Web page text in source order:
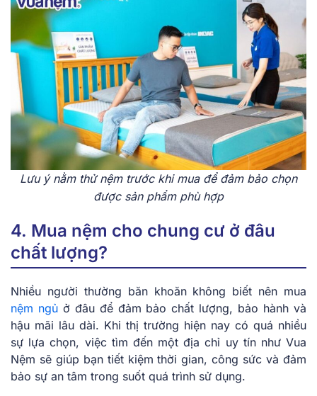
Lưu ý nằm thử nệm trước khi mua để đảm bảo chọn
được sản phẩm phù hợp
4. Mua nệm cho chung cư ở đâu
chất lượng?
Nhiều người thường băn khoăn không biết nên mua
nệm ngủở đâu để đảm bảo chất lượng, bảo hành và
hậu mãi lâu dài. Khi thị trường hiện nay có quá nhiều
sự lựa chọn, việc tìm đến một địa chỉ uy tín như Vua
Nệm sẽ giúp bạn tiết kiệm thời gian, công sức và đảm
bảo sự an tâm trong suốt quá trình sử dụng.